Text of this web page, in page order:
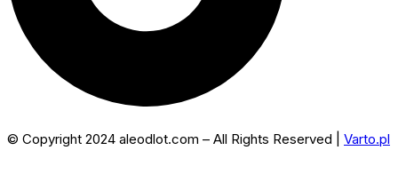
© Copyright 2024 aleodlot.com – All Rights Reserved | Varto.pl